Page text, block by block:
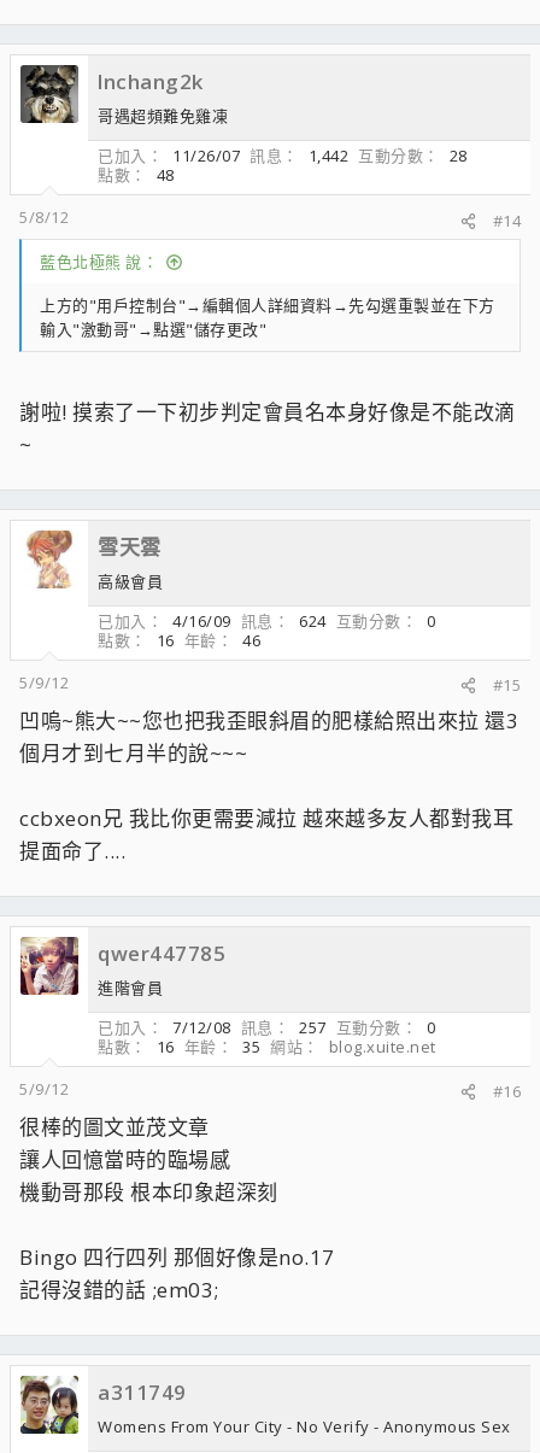
lnchang2k
哥遇超頻難免雞凍
已加入
11/26/07 訊息 1,442 互動分數
28
點數
48
5/8/12
#14
藍色北極熊 說：
上方的"用戶控制台"→編輯個人詳細資料→先勾選重製並在下方
輸入"激動哥"→點選"儲存更改"
謝啦! 摸索了一下初步判定會員名本身好像是不能改滴
~
雪天雲
高級會員
已加入
4/16/09 訊息 624 互動分數
0
點數
16 年齡
46
5/9/12
#15
凹嗚~熊大~~您也把我歪眼斜眉的肥樣給照出來拉 還3
個月才到七月半的說~~~
ccbxeon兄 我比你更需要減拉 越來越多友人都對我耳
提面命了....
qwer447785
進階會員
已加入
7/12/08 訊息 257 互動分數
0
點數
16 年齡 35 網站
blog.xuite.net
5/9/12
#16
很棒的圖文並茂文章
讓人回憶當時的臨場感
機動哥那段 根本印象超深刻
Bingo 四行四列 那個好像是no.17
記得沒錯的話 ;em03;
a311749
Womens From Your City - No Verify - Anonymous Sex